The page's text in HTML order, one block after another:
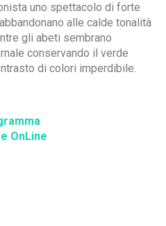
uno spettacolo di forte
alle calde tonalità
gli abeti sembrano
conservando il verde
di colori imperdibile.
OnLine